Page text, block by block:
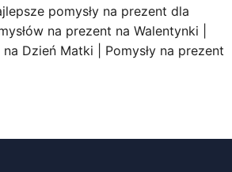
pomysły na prezent dla
na prezent na Walentynki |
na Dzień Matki | Pomysły na prezent